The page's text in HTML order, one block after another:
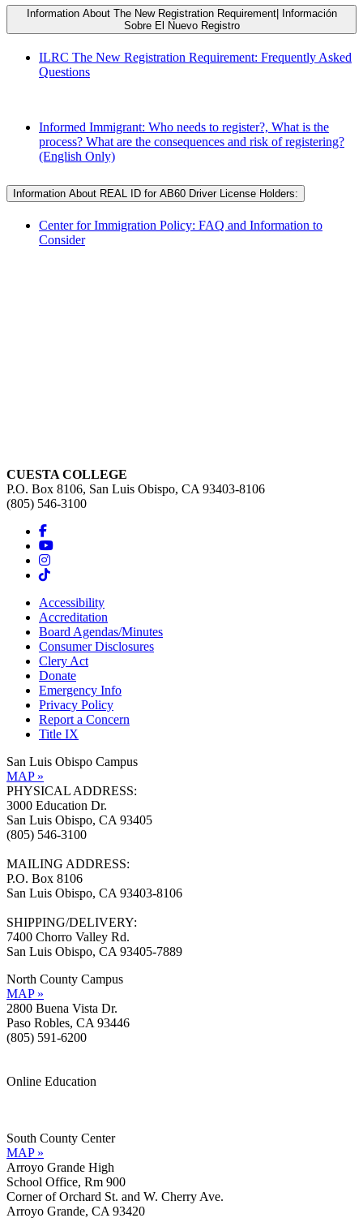
Information About The New Registration Requirement| Información
Sobre El Nuevo Registro
ILRC The New Registration Requirement: Frequently Asked
Questions
Informed Immigrant: Who needs to register?, What is the
process? What are the consequences and risk of registering?
(English Only)
Information About REAL ID for AB60 Driver License Holders:
Center for Immigration Policy: FAQ and Information to
Consider
CUESTA COLLEGE
P.O. Box 8106, San Luis Obispo, CA 93403-8106
(805) 546-3100
Accessibility
Accreditation
Board Agendas/Minutes
Consumer Disclosures
Clery Act
Donate
Emergency Info
Privacy Policy
Report a Concern
Title IX
San Luis Obispo Campus
MAP »
PHYSICAL ADDRESS:
3000 Education Dr.
San Luis Obispo, CA 93405
(805) 546-3100
MAILING ADDRESS:
P.O. Box 8106
San Luis Obispo, CA 93403-8106
SHIPPING/DELIVERY:
7400 Chorro Valley Rd.
San Luis Obispo, CA 93405-7889
North County Campus
MAP »
2800 Buena Vista Dr.
Paso Robles, CA 93446
(805) 591-6200
Online Education
South County Center
MAP »
Arroyo Grande High
School Office, Rm 900
Corner of Orchard St. and W. Cherry Ave.
Arroyo Grande, CA 93420